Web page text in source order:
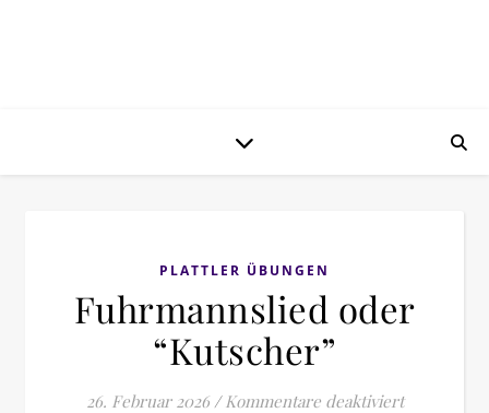
PLATTLER ÜBUNGEN
Fuhrmannslied oder
“Kutscher”
26. Februar 2026 / Kommentare deaktiviertfür